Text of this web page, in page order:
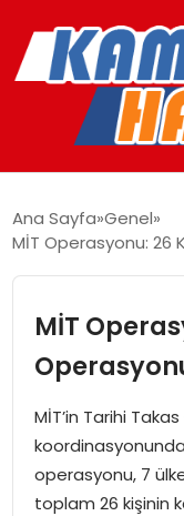
YAŞAM
GÜNCEL
MAGAZIN
EKONOMI
SPOR
Ana Sayfa Genel
MİT Operasyonu: 26
MİT
MİT’in Tarihi
operasyonu, 7
toplam 26 kişinin